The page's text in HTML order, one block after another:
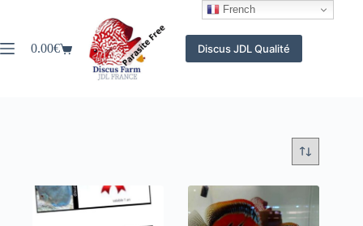
Panier
0.00€ Discus JDL Qualité
French